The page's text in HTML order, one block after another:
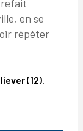
refait
en se
répéter
(12).